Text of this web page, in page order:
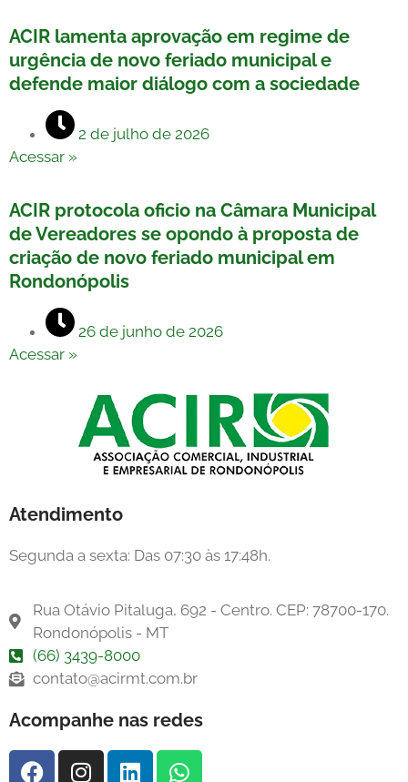
ACIR lamenta aprovação em regime de
urgência de novo feriado municipal e
defende maior diálogo com a sociedade
2 de julho de 2026
Acessar »
ACIR protocola oficio na Câmara Municipal
de Vereadores se opondo à proposta de
criação de novo feriado municipal em
Rondonópolis
26 de junho de 2026
Acessar »
Atendimento
Segunda a sexta: Das 07:30 às 17:48h.
Rua Otávio Pitaluga, 692 - Centro. CEP: 78700-170.
Rondonópolis - MT
(66) 3439-8000
contato@acirmt.com.br
Acompanhe nas redes